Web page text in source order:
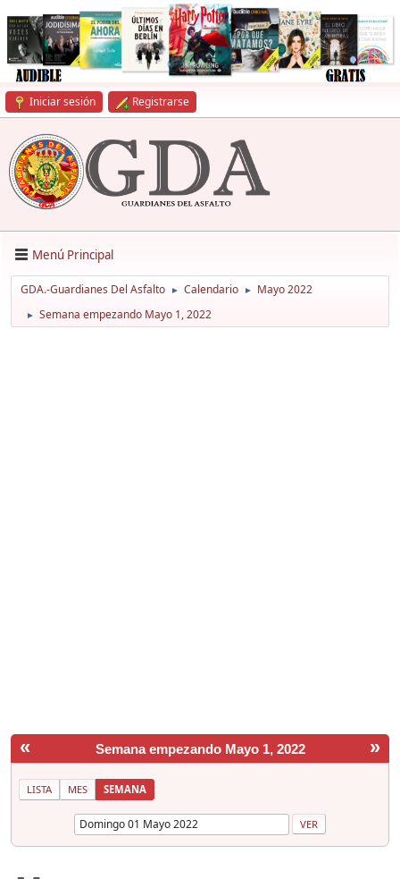
Iniciar sesión Registrarse
Menú Principal
GDA.-Guardianes Del Asfalto ► Calendario ► Mayo 2022
► Semana empezando Mayo 1, 2022
« »
Semana empezando Mayo 1, 2022
LISTA MES SEMANA